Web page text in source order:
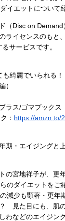
イエットについて
（Disc on Demand
ライセンスのもと
サービスです。
も綺麗でいられる
）
ラス/ゴマブックス
： https://amzn.to/
期・エイジングと
の宮地祥子が、更
のダイエットをご
減少も顕著・更年
見た目にも、肌
わなどのエイジン